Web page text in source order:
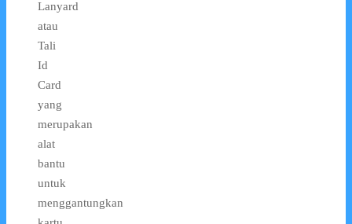
Lanyard
atau
Tali
Id
Card
yang
merupakan
alat
bantu
untuk
menggantungkan